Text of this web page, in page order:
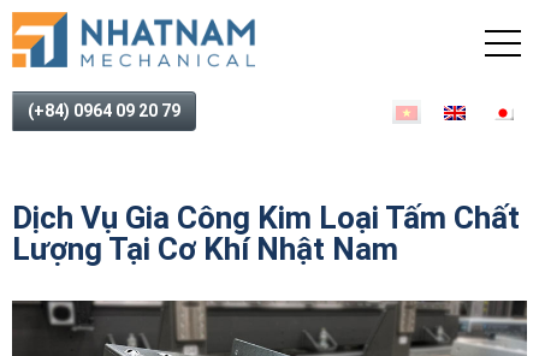
(+84) 0964 09 20 79
Dịch Vụ Gia Công Kim Loại Tấm Chất
Lượng Tại Cơ Khí Nhật Nam